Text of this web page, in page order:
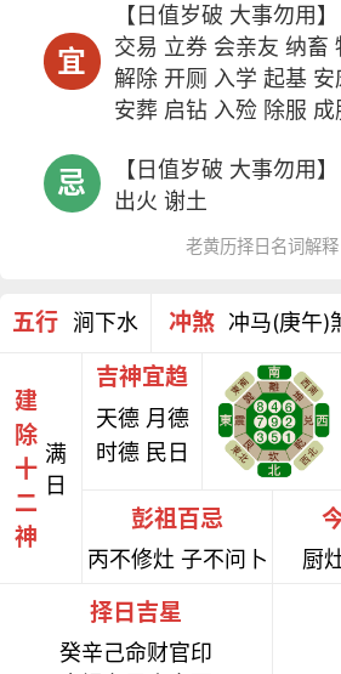
宜
【日值岁破 大事勿用
交易 立券 会亲友 纳畜
解除 开厕 入学 起基
安葬 启钻 入殓 除服 成
忌
【日值岁破 大事勿用
出火 谢土
老黄历择日名词解释
五行 涧下水 冲煞 冲马(庚午)
建
除
十
二
神
满
日
吉神宜趋
天德 月德
时德 民日
彭祖百忌
丙不修灶 子不问卜 厨
择日吉星
癸辛己命财官印